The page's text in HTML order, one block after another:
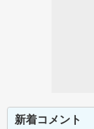
新着コメント